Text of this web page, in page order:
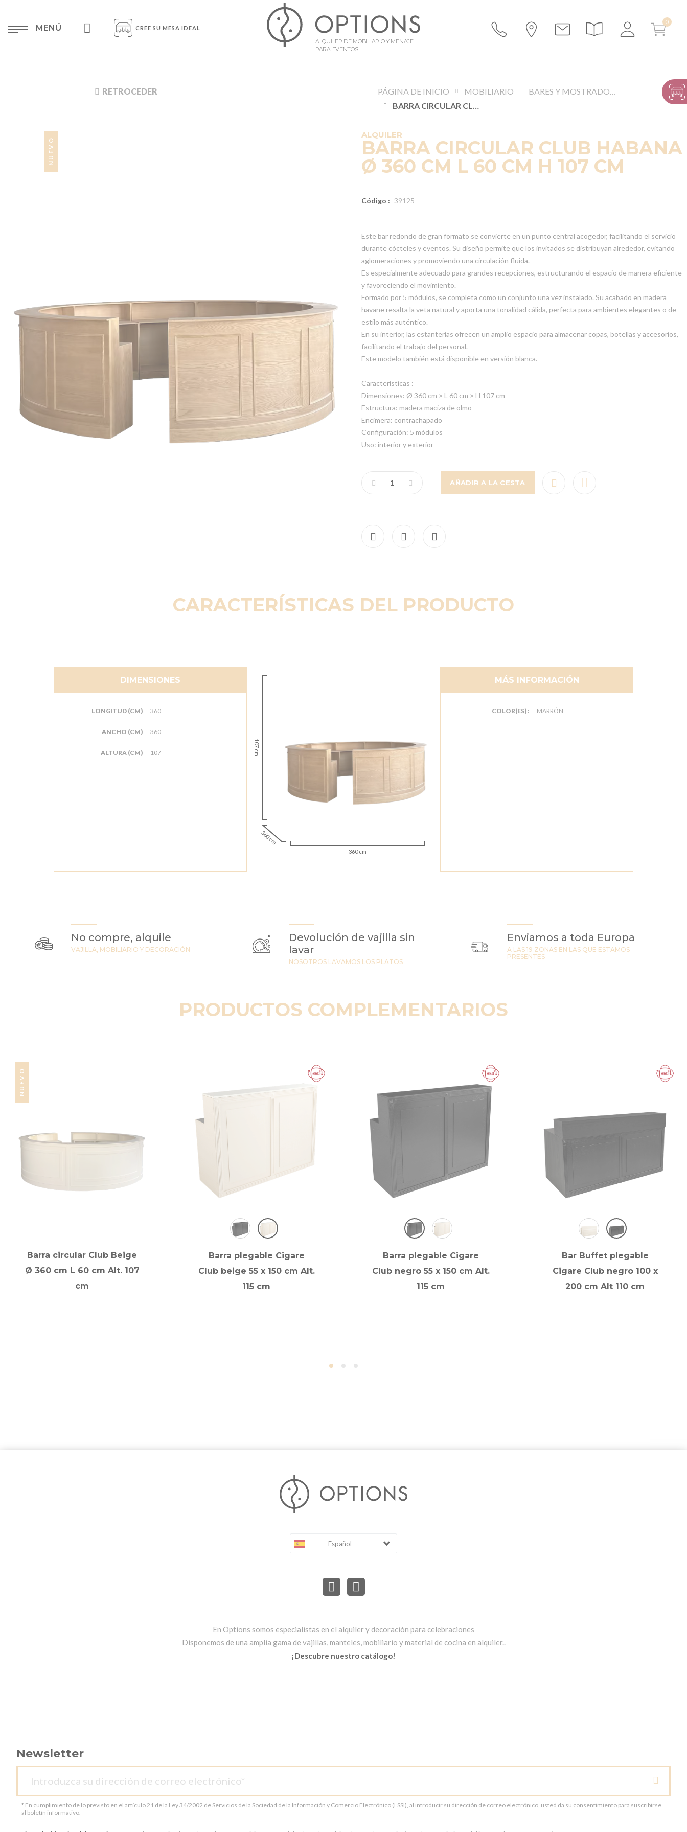
MENÚ CREE SU MESA IDEAL
ALQUILER DE MOBILIARIO Y MENAJE
PARA EVENTOS
RETROCEDER PÁGINA DE INICIO MOBILIARIO
BARES Y MOSTRADORES DE RECEPCIÓN
BARRA CIRCULAR CLUB HABANA Ø 360 CM L 60 CM H 107 CM
ALQUILER
BARRA CIRCULAR CLUB HABANA
Ø 360 CM L 60 CM H 107 CM
Código : 39125
Este bar redondo de gran formato se convierte en un punto central acogedor, facilitando el servicio
durante cócteles y eventos. Su diseño permite que los invitados se distribuyan alrededor, evitando
aglomeraciones y promoviendo una circulación fluida.
Es especialmente adecuado para grandes recepciones, estructurando el espacio de manera eficiente
y favoreciendo el movimiento.
Formado por 5 módulos, se completa como un conjunto una vez instalado. Su acabado en madera
havane resalta la veta natural y aporta una tonalidad cálida, perfecta para ambientes elegantes o de
estilo más auténtico.
En su interior, las estanterías ofrecen un amplio espacio para almacenar copas, botellas y accesorios,
facilitando el trabajo del personal.
Este modelo también está disponible en versión blanca.
Características :
Dimensiones: Ø 360 cm × L 60 cm × H 107 cm
Estructura: madera maciza de olmo
Encimera: contrachapado
Configuración: 5 módulos
Uso: interior y exterior
AÑADIR A LA CESTA
NUEVO
CARACTERÍSTICAS DEL PRODUCTO
DIMENSIONES
LONGITUD (CM) 360
ANCHO (CM) 360
ALTURA (CM) 107 107 cm
360 cm
360 cm
MÁS INFORMACIÓN
COLOR(ES) : MARRÓN
No compre, alquile
VAJILLA, MOBILIARIO Y DECORACIÓN
Devolución de vajilla sin
lavar
NOSOTROS LAVAMOS LOS PLATOS
Enviamos a toda Europa
A LAS 19 ZONAS EN LAS QUE ESTAMOS
PRESENTES
PRODUCTOS COMPLEMENTARIOS
NUEVO
Barra circular Club Beige
Ø 360 cm L 60 cm Alt. 107
cm
Barra plegable Cigare
Club beige 55 x 150 cm Alt.
115 cm
Barra plegable Cigare
Club negro 55 x 150 cm Alt.
115 cm
Bar Buffet plegable
Cigare Club negro 100 x
200 cm Alt 110 cm
Español
En Options somos especialistas en el alquiler y decoración para celebraciones
Disponemos de una amplia gama de vajillas, manteles, mobiliario y material de cocina en alquiler..
¡Descubre nuestro catálogo!
Newsletter
* En cumplimiento de lo previsto en el artículo 21 de la Ley 34/2002 de Servicios de la Sociedad de la Información y Comercio Electrónico (LSSI), al introducir su dirección de correo electrónico, usted da su consentimiento para suscribirse
al boletín informativo.